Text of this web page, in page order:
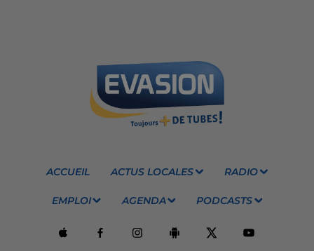
ACCUEIL ACTUS LOCALES RADIO
EMPLOI AGENDA PODCASTS